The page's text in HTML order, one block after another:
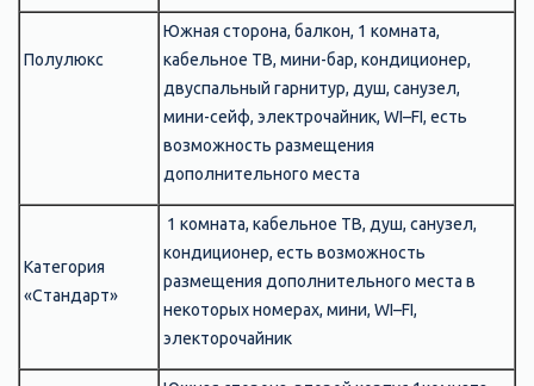
Полулюкс
Южная сторона, балкон, 1 комната,
кабельное ТВ, мини-бар, кондиционер,
двуспальный гарнитур, душ, санузел,
мини-сейф, электрочайник, WI–FI, есть
возможность размещения
дополнительного места
Категория
«Стандарт»
1 комната, кабельное ТВ, душ, санузел,
кондиционер, есть возможность
размещения дополнительного места в
некоторых номерах, мини, WI–FI,
электорочайник